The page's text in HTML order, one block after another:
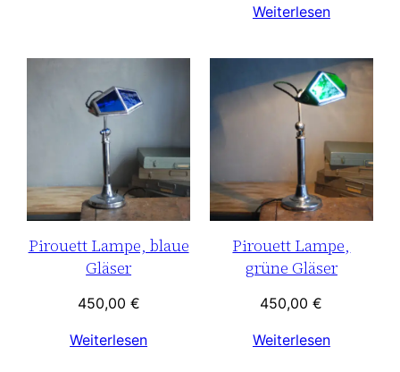
Weiterlesen
Pirouett Lampe, blaue
Gläser
450,00 €
Weiterlesen
Pirouett Lampe,
grüne Gläser
450,00€
Weiterlesen